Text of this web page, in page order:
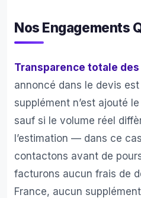
d’assurance fournie
toute intervention.
Nos Engagements
Transparence totale
annoncé dans le devis
supplément n’est ajouté
sauf si le volume réel
l’estimation — dans ce
contactons avant de
facturons aucun frais de
France, aucun